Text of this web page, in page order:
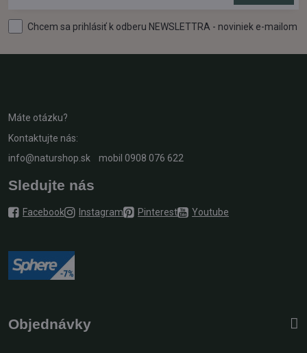
Chcem sa prihlásiť k odberu NEWSLETTRA - noviniek e-mailom
Máte otázku?
Kontaktujte nás:
info@naturshop.sk mobil 0908 076 622
Sledujte nás
Facebook Instagram Pinterest Youtube
Objednávky